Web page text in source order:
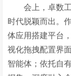
会上，卓数
时代脱颖而出。
体应用搭建平台
视化拖拽配置界
智能体；依托自